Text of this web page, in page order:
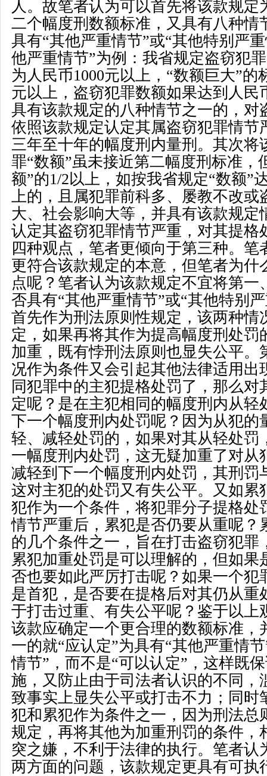
人。故笔者认为可以首先将该款规定
二个幅度刑数额标准，又具有八种情
具有“其他严重情节”或“其他特别严
他严重情节”为例：我省规定盗窃犯罪
为人民币1000元以上， “数额巨大”的
元以上，盗窃犯罪数额如果达到人民
具有该款规定的八种情节之一的，对
依照该款规定认定其属盗窃犯罪情节
三年至十年的幅度刑内量刑。其次将
罪“数额”虽未接近第二幅度刑标准，
额”的1/2以上，如按我省规定“数额”
上的，且属犯罪前科多、屡教不改或
大、社会影响大等，并具有该款规定
认定其盗窃犯罪情节严重，对其提格
四种观点，笔者更倾向于第三种。笔
更符合该款规定的本意，但笔者为什
点呢？笔者认为该款规定不宜将第一
否具有“其他严重情节”或“其他特别
首先作为刑法原则性规定，该两种情
定，如果再将其作为提高幅度刑处罚
加重，既有悖刑法原则也显失公平。
况作为条件又会引起其他法律适用出
同犯罪中的主犯提格处罚了，那么对
定呢？是在主犯相同的幅度刑内从轻
下一个幅度刑内处罚呢？因为从犯的
轻、减轻处罚的，如果对其从轻处罚
一幅度刑内处罚，这无疑加重了对从
减轻到下一个幅度刑内处罚，其刑罚
这对主犯的处罚又有失公平。又如累
犯作为一个条件，将犯罪分子提格处
情节严重后，累犯是否仍要从重呢？
的几个条件之一，旨在打击盗窃犯罪
累犯加重处罚是可以理解的，但如果
否也要如此严厉打击呢？如果一个犯
是首犯，是否要在提格后对其仍从重
于打击过重、有失公平呢？鉴于以上
该款应确定一个更合理的数额标准，
一的就“应认定”为具有“其他严重情节
情节” ，而不是“可以认定” ，这样既
施，又防止由于司法者认识的不同，
致事实上显失公平或打击不力；同时
犯和累犯作为条件之一，因为刑法总
规定，再将其他为加重刑罚的条件，
突之嫌，不利于法律的执行。笔者认
两方面的问题，该款规定更具有可执